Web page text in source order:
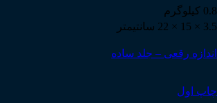
0.8 کیلوگرم
3.5 × 15 × 22 سانتیمتر
اندازه رقعی – جلد ساده
چاپ اول